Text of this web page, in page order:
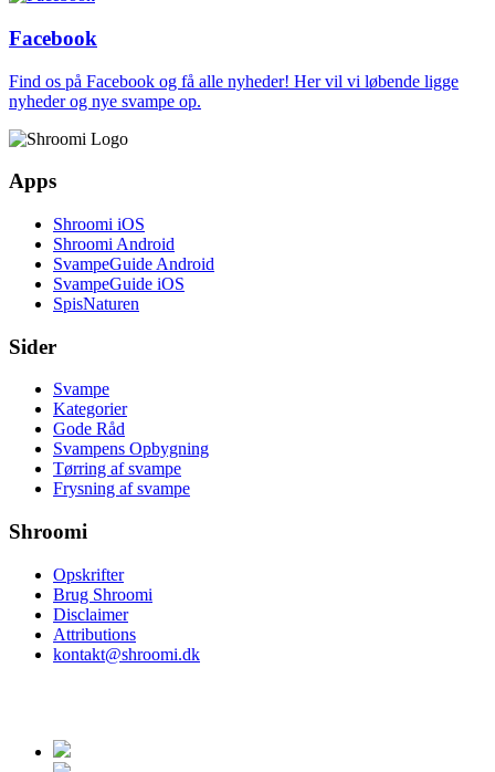
Facebook
Find os på Facebook og få alle nyheder! Her vil vi løbende ligge
nyheder og nye svampe op.
Apps
Shroomi iOS
Shroomi Android
SvampeGuide Android
SvampeGuide iOS
SpisNaturen
Sider
Svampe
Kategorier
Gode Råd
Svampens Opbygning
Tørring af svampe
Frysning af svampe
Shroomi
Opskrifter
Brug Shroomi
Disclaimer
Attributions
kontakt@shroomi.dk